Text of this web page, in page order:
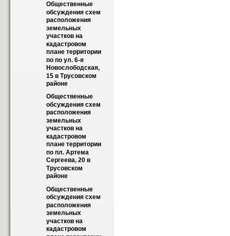
Общественные
обсуждения схем
расположения
земельных
участков на
кадастровом
плане территории
по по ул. 6-я
Новослободская,
15 в Трусовском
районе
Общественные
обсуждения схем
расположения
земельных
участков на
кадастровом
плане территории
по пл. Артема
Сергеева, 20 в
Трусовском
районе
Общественные
обсуждения схем
расположения
земельных
участков на
кадастровом